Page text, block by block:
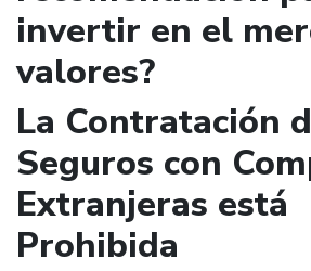
invertir en el
valores?
La Contratación
Seguros con
Extranjeras está
Prohibida